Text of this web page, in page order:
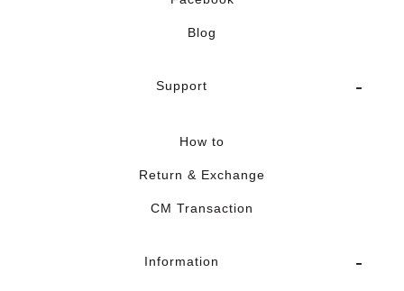
Blog
Support
How to
Return & Exchange
CM Transaction
Information